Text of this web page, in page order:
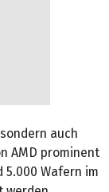
auch
AMD prominent
Wafern im